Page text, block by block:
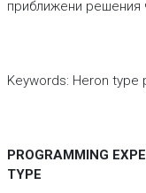
приближени решения
Keywords: Heron type
PROGRAMMING
TYPE